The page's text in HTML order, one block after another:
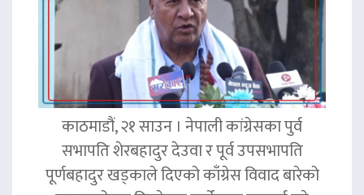
काठमाडौं, २१ साउन । नेपाली कांग्रेसका पुर्व
सभापति शेरबहादुर देउवा र पूर्व उपसभापति
पूर्णबहादुर खड्काले दिएको काँग्रेस विवाद बारेको